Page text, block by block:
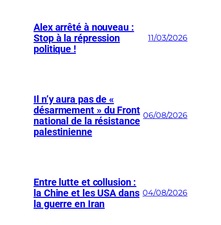
Alex arrêté à nouveau :
Stop à la répression
politique !
11/03/2026
Il n’y aura pas de «
désarmement » du Front
national de la résistance
palestinienne
06/08/2026
Entre lutte et collusion :
la Chine et les USA dans
la guerre en Iran
04/08/2026